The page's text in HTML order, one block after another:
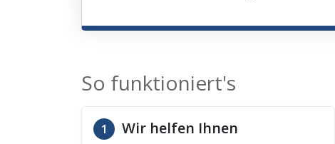
So funktioniert's
1 Wir helfen Ihnen